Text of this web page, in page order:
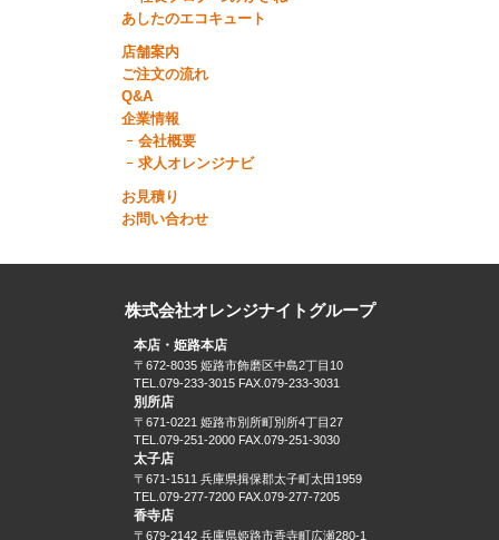
あしたのエコキュート
店舗案内
ご注文の流れ
Q&A
企業情報
会社概要
求人オレンジナビ
お見積り
お問い合わせ
株式会社オレンジナイトグループ
本店・姫路本店
〒672-8035 姫路市飾磨区中島2丁目10
TEL.079-233-3015 FAX.079-233-3031
別所店
〒671-0221 姫路市別所町別所4丁目27
TEL.079-251-2000 FAX.079-251-3030
太子店
〒671-1511 兵庫県揖保郡太子町太田1959
TEL.079-277-7200 FAX.079-277-7205
香寺店
〒679-2142 兵庫県姫路市香寺町広瀬280-1